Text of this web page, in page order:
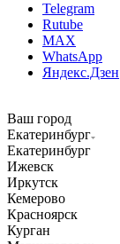
Telegram
Rutube
MAX
WhatsApp
Яндекс.Дзен
Ваш город
Екатеринбург
Екатеринбург
Ижевск
Иркутск
Кемерово
Красноярск
Курган